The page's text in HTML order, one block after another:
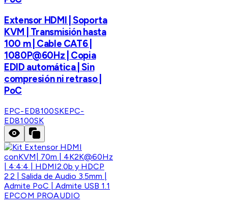
Extensor HDMI | Soporta
KVM | Transmisión hasta
100 m | Cable CAT6 |
1080P@60Hz | Copia
EDID automática | Sin
compresión ni retraso |
PoC
EPC-ED8100SKEPC-
ED8100SK
EPCOM PROAUDIO